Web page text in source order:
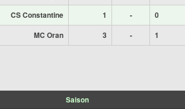
CS Constantine 1 - 0
MC Oran 3 - 1
Saison